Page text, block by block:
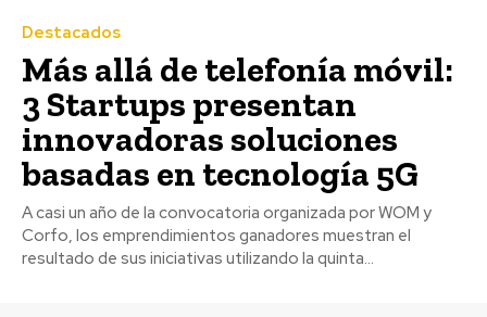
Destacados
Más allá de telefonía móvil:
3 Startups presentan
innovadoras soluciones
basadas en tecnología 5G
A casi un año de la convocatoria organizada por WOM y
Corfo, los emprendimientos ganadores muestran el
resultado de sus iniciativas utilizando la quinta...